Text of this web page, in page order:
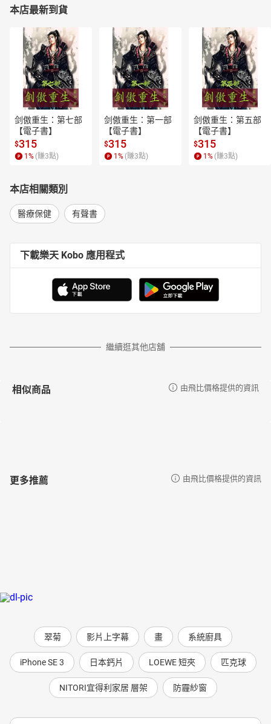
本店最新到貨
剑傲重生：第七部
【電子書】
$315
1 % (賺3點)
剑傲重生：第一部
【電子書】
$315
1 % (賺3點)
剑傲重生：第五部
【電子書】
$315
1 % (賺3點)
本店相關類別
醫療保健 有聲書
下載樂天 Kobo 應用程式
繼續逛其他店舖
相似商品 由飛比價格提供的資訊
更多推薦 由飛比價格提供的資訊
翠菊 影片上字幕 畫 系統廚具
iPhone SE 3 日本鈣片 LOEWE 短夾 匹克球
NITORI宜得利家居 層架 防霾紗窗